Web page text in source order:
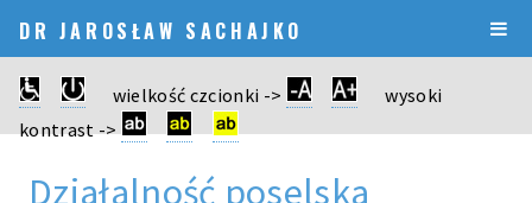
DR JAROSŁAW SACHAJKO
wielkość czcionki ->
wysoki
kontrast ->
Działalność poselska